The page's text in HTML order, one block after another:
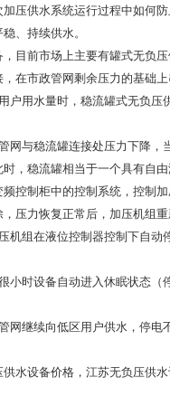
供水系统运行过程中如何防
、持续供水。
前市场上主要有罐式无负压
市政管网剩余压力的基础上
用水量时，稳流罐式无负压
与稳流罐连接处压力下降，
，稳流罐相当于一个具有自
控制柜中的控制系统，控制
压力恢复正常后，加压机组重
组在液位控制器控制下自动
时设备自动进入休眠状态（
继续向低区用户供水，停电
水设备价格，江苏无负压供